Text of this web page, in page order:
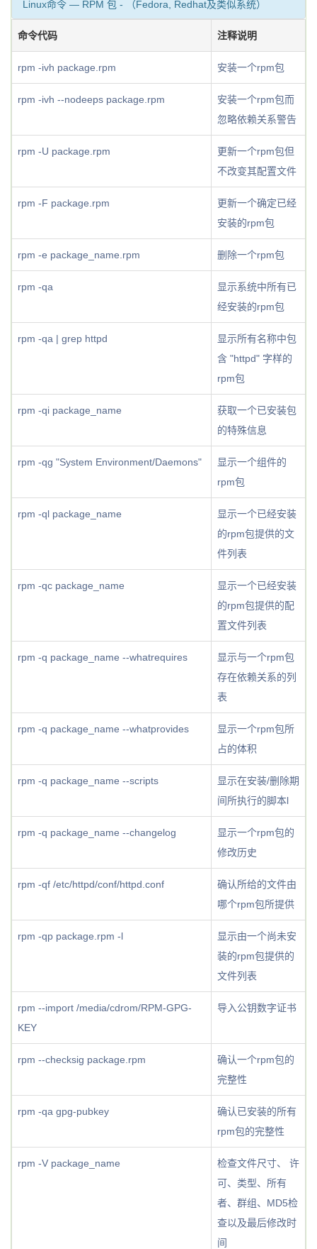
Linux命令 — RPM 包 - （Fedora, Redhat及类似系统）
命令代码 注释说明
rpm -ivh package.rpm 安装一个rpm包
rpm -ivh --nodeeps package.rpm
安装一个rpm包而
忽略依赖关系警告
rpm -U package.rpm
更新一个rpm包但
不改变其配置文件
rpm -F package.rpm
更新一个确定已经
安装的rpm包
rpm -e package_name.rpm 删除一个rpm包
rpm -qa
显示系统中所有已
经安装的rpm包
rpm -qa | grep httpd
显示所有名称中包
含 "httpd" 字样的
rpm包
rpm -qi package_name
获取一个已安装包
的特殊信息
rpm -qg "System Environment/Daemons"
显示一个组件的
rpm包
rpm -ql package_name
显示一个已经安装
的rpm包提供的文
件列表
rpm -qc package_name
显示一个已经安装
的rpm包提供的配
置文件列表
rpm -q package_name --whatrequires
显示与一个rpm包
存在依赖关系的列
表
rpm -q package_name --whatprovides
显示一个rpm包所
占的体积
rpm -q package_name --scripts
显示在安装/删除期
间所执行的脚本l
rpm -q package_name --changelog
显示一个rpm包的
修改历史
rpm -qf /etc/httpd/conf/httpd.conf
确认所给的文件由
哪个rpm包所提供
rpm -qp package.rpm -l
显示由一个尚未安
装的rpm包提供的
文件列表
rpm --import /media/cdrom/RPM-GPG-
KEY
导入公钥数字证书
rpm --checksig package.rpm
确认一个rpm包的
完整性
rpm -qa gpg-pubkey
确认已安装的所有
rpm包的完整性
rpm -V package_name
检查文件尺寸、 许
可、类型、所有
者、群组、MD5检
查以及最后修改时
间